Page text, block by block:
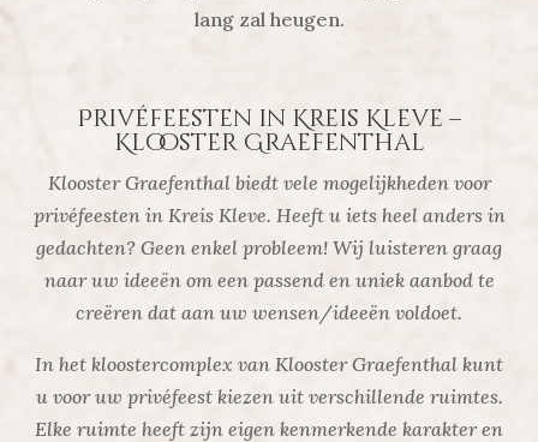
lang zal heugen.
Privéfeesten in Kreis Kleve –
Klooster Graefenthal
Klooster Graefenthal biedt vele mogelijkheden voor
privéfeesten in Kreis Kleve. Heeft u iets heel anders in
gedachten? Geen enkel probleem! Wij luisteren graag
naar uw ideeën om een passend en uniek aanbod te
creëren dat aan uw wensen/ideeën voldoet.
In het kloostercomplex van Klooster Graefenthal kunt
u voor uw privéfeest kiezen uit verschillende ruimtes.
Elke ruimte heeft zijn eigen kenmerkende karakter en